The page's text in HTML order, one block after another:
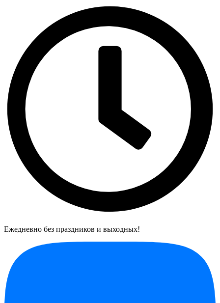
Ежедневно без праздников и выходных!